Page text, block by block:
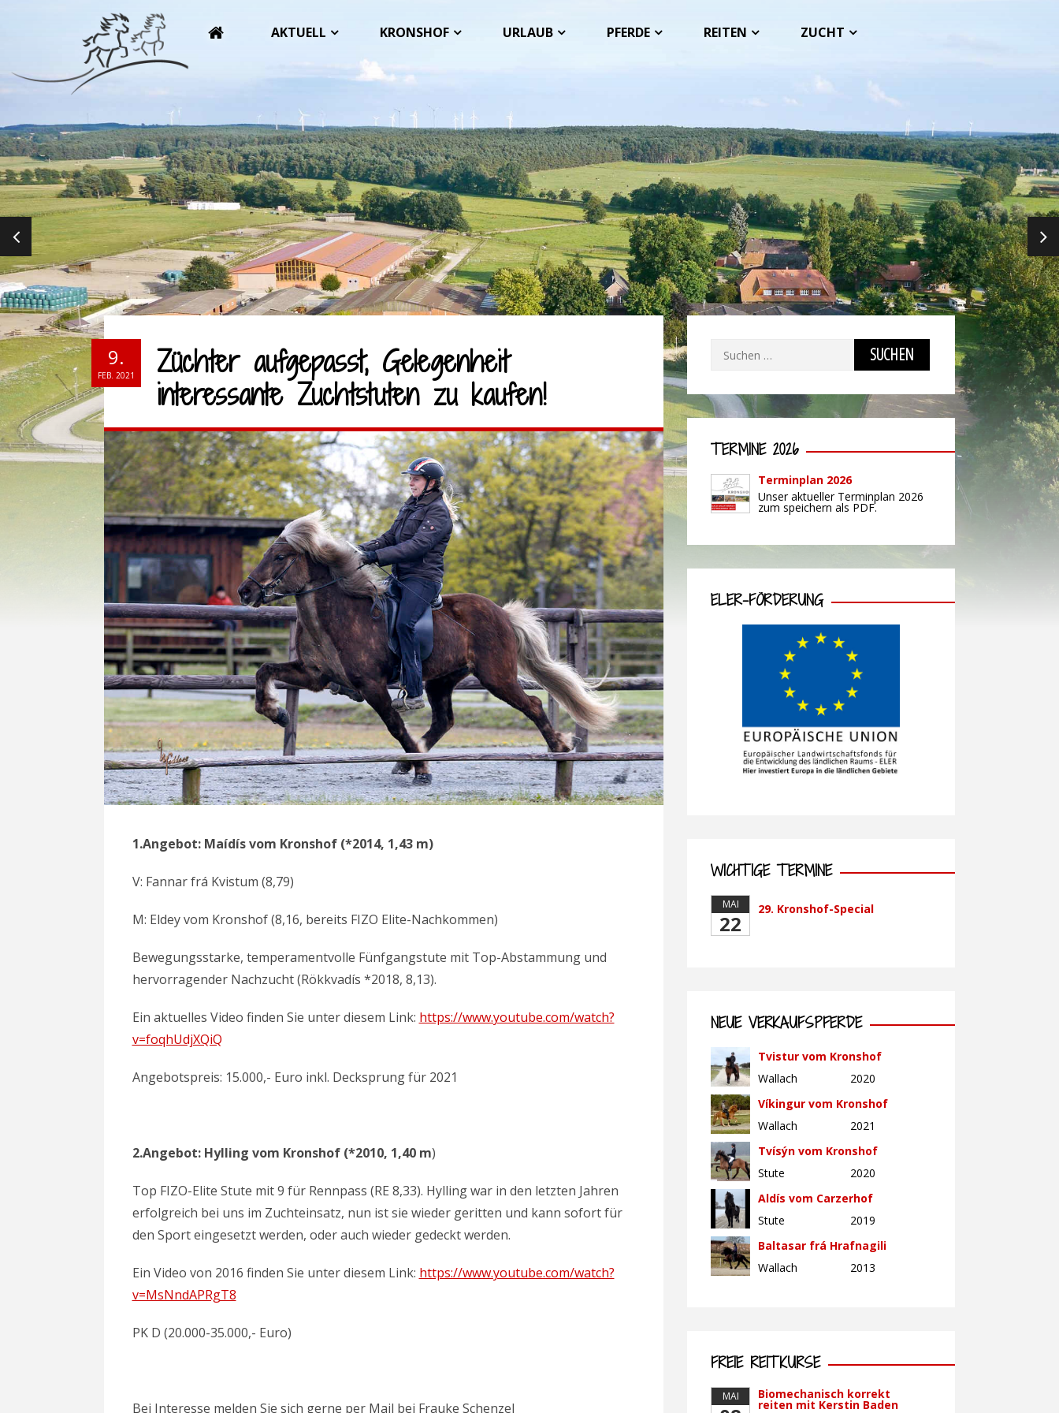
AKTUELL KRONSHOF URLAUB PFERDE REITEN ZUCHT
PREVIOUS
9.
FEB. 2021
Züchter aufgepasst, Gelegenheit
interessante Zuchtstuten zu kaufen!
1.Angebot: Maídís vom Kronshof (*2014, 1,43 m)
V: Fannar frá Kvistum (8,79)
M: Eldey vom Kronshof (8,16, bereits FIZO Elite-Nachkommen)
Bewegungsstarke, temperamentvolle Fünfgangstute mit Top-Abstammung und
hervorragender Nachzucht (Rökkvadís *2018, 8,13).
Ein aktuelles Video finden Sie unter diesem Link: https://www.youtube.com/watch?
v=foqhUdjXQiQ
Angebotspreis: 15.000,- Euro inkl. Decksprung für 2021
2.Angebot: Hylling vom Kronshof (*2010, 1,40 m)
Top FIZO-Elite Stute mit 9 für Rennpass (RE 8,33). Hylling war in den letzten Jahren
erfolgreich bei uns im Zuchteinsatz, nun ist sie wieder geritten und kann sofort für
den Sport eingesetzt werden, oder auch wieder gedeckt werden.
Ein Video von 2016 finden Sie unter diesem Link: https://www.youtube.com/watch?
v=MsNndAPRgT8
PK D (20.000-35.000,- Euro)
Bei Interesse melden Sie sich gerne per Mail bei Frauke Schenzel
Suchen
TERMINE 2026
Terminplan 2026
Unser aktueller Terminplan 2026
zum speichern als PDF.
ELER-FÖRDERUNG
WICHTIGE TERMINE
MAI
22
29. Kronshof-Special
NEUE VERKAUFSPFERDE
Tvistur vom Kronshof
Wallach
2020
Víkingur vom Kronshof
Wallach
2021
Tvísýn vom Kronshof
Stute
2020
Aldís vom Carzerhof
Stute
2019
Baltasar frá Hrafnagili
Wallach
2013
FREIE REITKURSE
MAI Biomechanisch korrekt
reiten mit Kerstin Baden